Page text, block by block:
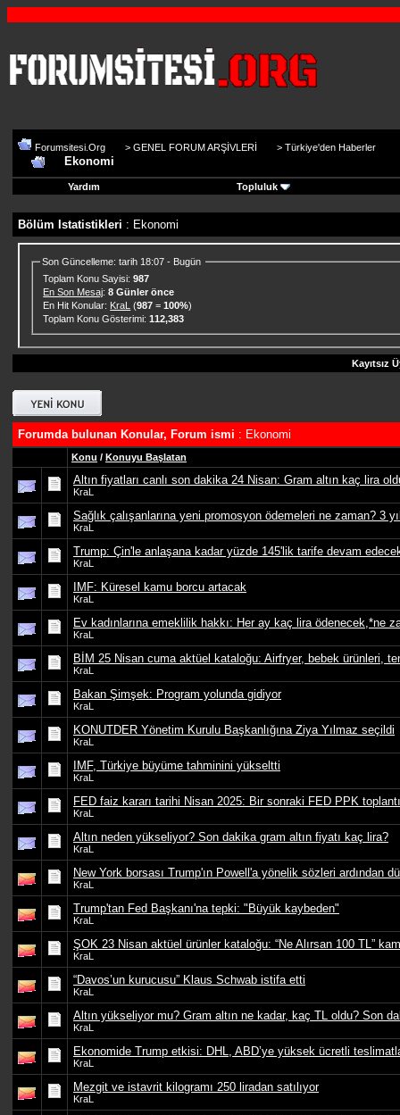
Forumsitesi.Org > GENEL FORUM ARŞİVLERİ > Türkiye'den Haberler
Ekonomi
Yardım Topluluk
Bölüm Istatistikleri : Ekonomi
Son Güncelleme: tarih 18:07 - Bugün
Toplam Konu Sayisi:987
En Son Mesaj:8 Günler önce
En Hit Konular: KraL (987 =100%)
Toplam Konu Gösterimi:112,383
Kayıtsız
Forumda bulunan Konular, Forum ismi : Ekonomi
Konu / Konuyu Başlatan
Altın fiyatları canlı son dakika 24 Nisan: Gram altın kaç lira
KraL
Sağlık çalışanlarına yeni promosyon ödemeleri ne zaman? 3
KraL
Trump: Çin'le anlaşana kadar yüzde 145'lik tarife devam
KraL
IMF: Küresel kamu borcu artacak
KraL
Ev kadınlarına emeklilik hakkı: Her ay kaç lira ödenecek,*ne
KraL
BİM 25 Nisan cuma aktüel kataloğu: Airfryer, bebek ürünleri,
KraL
Bakan Şimşek: Program yolunda gidiyor
KraL
KONUTDER Yönetim Kurulu Başkanlığına Ziya Yılmaz seçildi
KraL
IMF, Türkiye büyüme tahminini yükseltti
KraL
FED faiz kararı tarihi Nisan 2025: Bir sonraki FED PPK
KraL
Altın neden yükseliyor? Son dakika gram altın fiyatı kaç lira?
KraL
New York borsası Trump'ın Powell'a yönelik sözleri ardından
KraL
Trump'tan Fed Başkanı'na tepki: "Büyük kaybeden"
KraL
ŞOK 23 Nisan aktüel ürünler kataloğu: “Ne Alırsan 100 TL”
KraL
“Davos’un kurucusu” Klaus Schwab istifa etti
KraL
Altın yükseliyor mu? Gram altın ne kadar, kaç TL oldu? Son
KraL
Ekonomide Trump etkisi: DHL, ABD’ye yüksek ücretli
KraL
Mezgit ve istavrit kilogramı 250 liradan satılıyor
KraL